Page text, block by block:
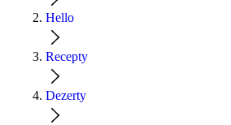
Hello
Recepty
Dezerty